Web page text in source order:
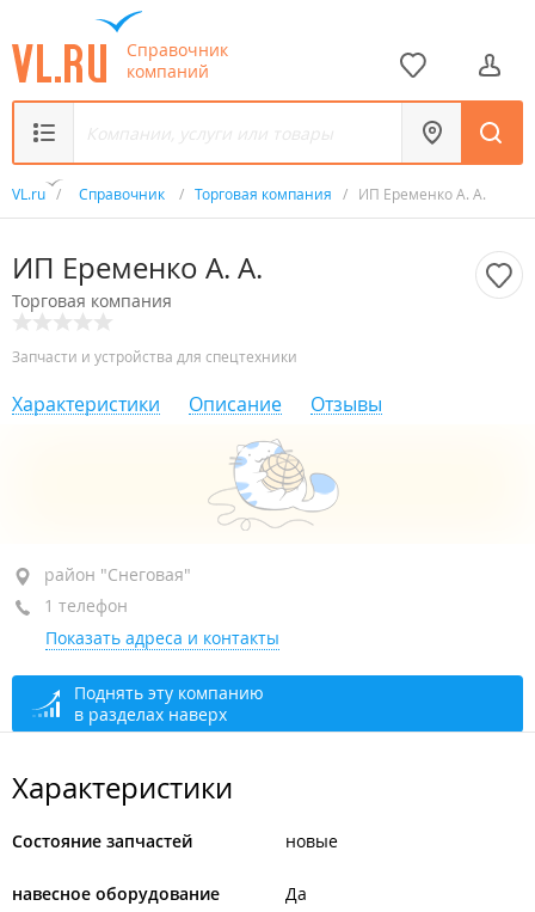
Справочник
компаний
VL.ru / Справочник / Торговая компания / ИП Еременко А. А.
ИП Еременко А. А.
Торговая компания
Запчасти и устройства для спецтехники
Характеристики Описание Отзывы
район "Снеговая", ул. Снеговая, 13А
+7 914 973-06-77
сегодня закрыто
район "Снеговая"
1 телефон
Показать адреса и контакты
Поднять эту компанию
в разделах наверх
Характеристики
Состояние запчастей новые
навесное оборудование Да